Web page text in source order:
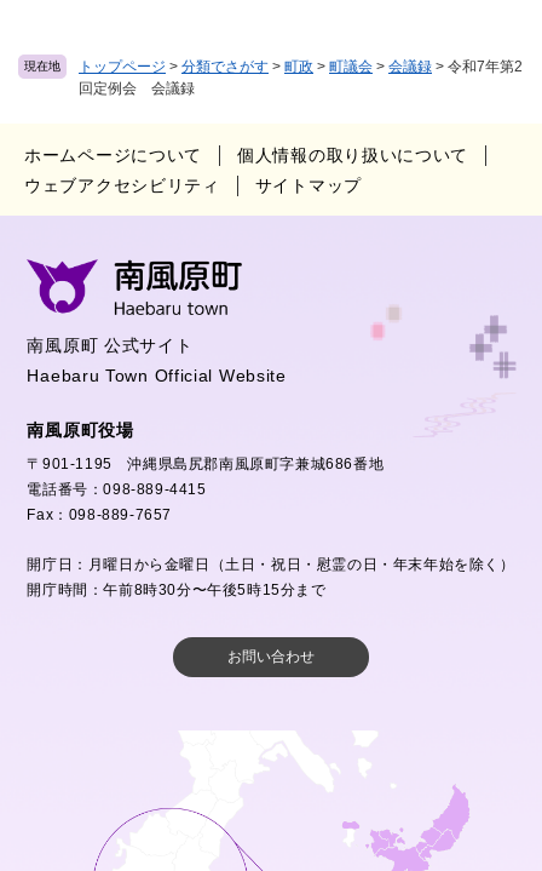
現在地 トップページ > 分類でさがす > 町政 > 町議会 > 会議録 > 令和7年第2
回定例会 会議録
ホームページについて
個人情報の取り扱いについて
ウェブアクセシビリティ
サイトマップ
南風原町 公式サイト
Haebaru Town Official Website
南風原町役場
〒901-1195 沖縄県島尻郡南風原町字兼城686番地
電話番号：098-889-4415
Fax：098-889-7657
開庁日：月曜日から金曜日（土日・祝日・慰霊の日・年末年始を除く）
開庁時間：午前8時30分〜午後5時15分まで
お問い合わせ